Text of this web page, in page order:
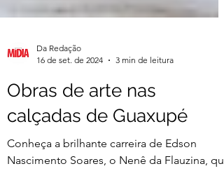
16 de set. de 2024
3 min de leitura
Obras de arte nas
calçadas de Guaxupé